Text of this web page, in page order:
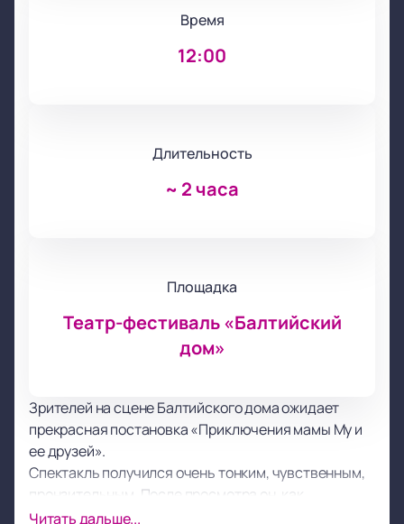
Время
12:00
Длительность
~ 2 часа
Площадка
Театр-фестиваль «Балтийский
дом»
Зрителей на сцене Балтийского дома ожидает
прекрасная постановка «Приключения мамы Му и
ее друзей».
Спектакль получился очень тонким, чувственным,
пронзительным. После просмотра он, как
выдержанное дорогое вино, оставляет приятное
Читать дальше...